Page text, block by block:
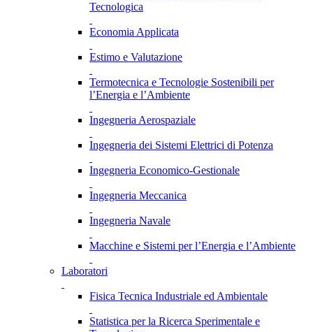
Tecnologica
Economia Applicata
Estimo e Valutazione
Termotecnica e Tecnologie Sostenibili per
l’Energia e l’Ambiente
Ingegneria Aerospaziale
Ingegneria dei Sistemi Elettrici di Potenza
Ingegneria Economico-Gestionale
Ingegneria Meccanica
Ingegneria Navale
Macchine e Sistemi per l’Energia e l’Ambiente
Laboratori
Fisica Tecnica Industriale ed Ambientale
Statistica per la Ricerca Sperimentale e